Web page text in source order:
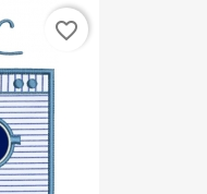
favorite_border